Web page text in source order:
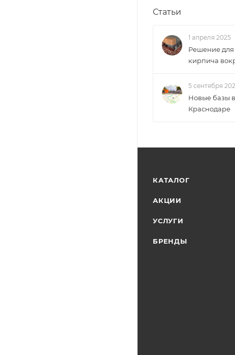
Статьи
1 апреля 2025
Решение для
кирпича
5 сентября
Новые базы в
Краснодаре
КАТАЛОГ
АКЦИИ
УСЛУГИ
БРЕНДЫ